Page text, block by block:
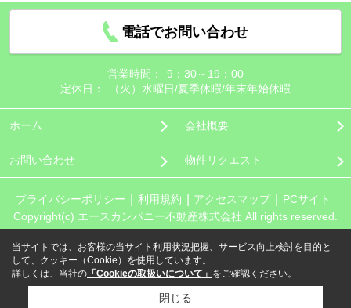
電話でお問い合わせ
営業時間：
9：30～19：00
定休日：
（火）水曜日/夏季休暇/年末年始休暇
ホーム 会社概要
お問い合わせ 物件リクエスト
プライバシーポリシー 利用規約 アクセスマップ
PCサイト
Copyright(c) エースカンパニー不動産株式会社 All rights reserved.
当サイトでは、お客様の当サイト利用状況把握、サービス向上検討を目的と
して、クッキー（Cookie）を使用しています。
詳しくは、当社の 「Cookieの取扱いについて」 をご確認ください。
閉じる